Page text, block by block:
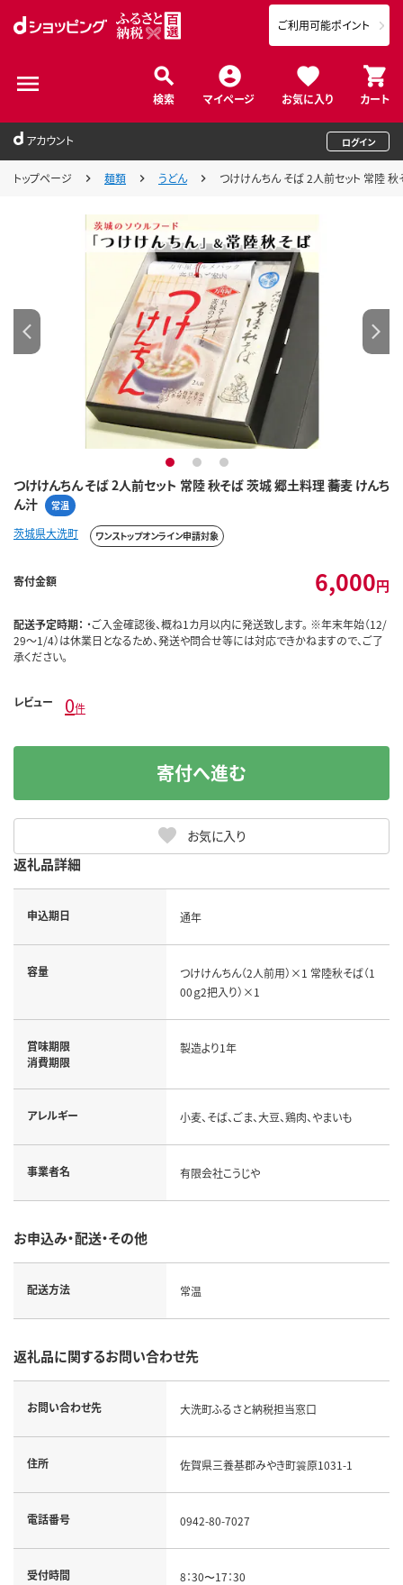
検索 マイページ お気に入り カート
ご利用可能ポイント
アカウント ログイン
トップページ 麺類 うどん つけけんちん そば 2人前セット 常陸
つけけんちん そば 2人前セット 常陸 秋そば 茨城 郷土料理 蕎麦 けんち
ん汁
常温
1 2 3
茨城県大洗町 ワンストップオンライン申請対象
寄付金額 6,000円
配送予定時期： ・ご入金確認後、概ね1カ月以内に発送致します。 ※年末年始（12/
29～1/4）は休業日となるため、発送や問合せ等には対応できかねますので、ご了
承ください。
レビュー 0件
お気に入り
寄付へ進む
返礼品詳細
申込期日 通年
容量
つけけんちん（2人前用）×1 常陸秋そば（1
00ｇ2把入り）×1
賞味期限
消費期限
製造より1年
アレルギー 小麦、そば、ごま、大豆、鶏肉、やまいも
事業者名 有限会社こうじや
お申込み・配送・その他
配送方法 常温
返礼品に関するお問い合わせ先
お問い合わせ先 大洗町ふるさと納税担当窓口
住所 佐賀県三養基郡みやき町簑原1031-1
電話番号 0942-80-7027
受付時間 8：30〜17：30